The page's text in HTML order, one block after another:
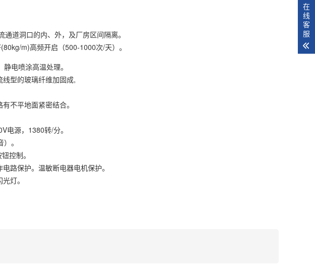
道洞口的内、外，及厂房区间隔离。
m)高频开启（500-1000次/天）。
电喷涂高温处理。
型的玻璃纤维加固成,
软片 .
不平地面紧密结合。
电源，1380转/分。
。
控制。
路保护。温敏断电器电机保护。
灯。
在
线
客
服